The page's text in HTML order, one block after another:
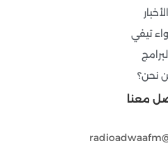
الأخبار
تيفي
نحن؟
معنا